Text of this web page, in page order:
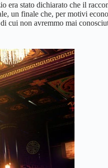
era stato dichiarato che il
un finale che, per motivi
cui non avremmo mai